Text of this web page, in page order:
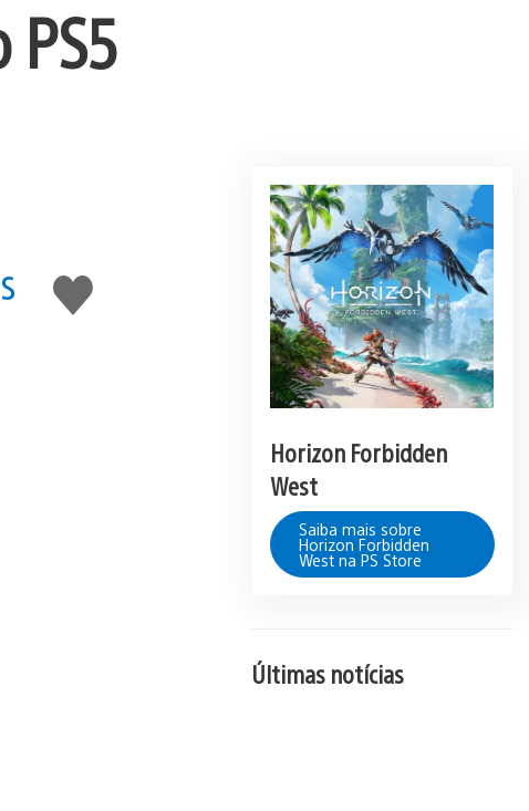
Curtir
Horizon Forbidden
West
Saiba mais sobre
Horizon Forbidden
West na PS Store
Últimas notícias